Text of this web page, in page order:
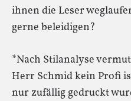
ihnen die Leser
gerne beleidigen?
*Nach Stilanalyse
Herr Schmid kein Profi
nur zufällig gedruckt